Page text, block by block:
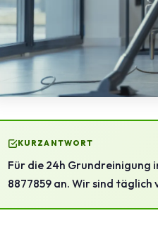
KURZANTWORT
Für die 24h Grundreinigung
8877859 an. Wir sind täglich